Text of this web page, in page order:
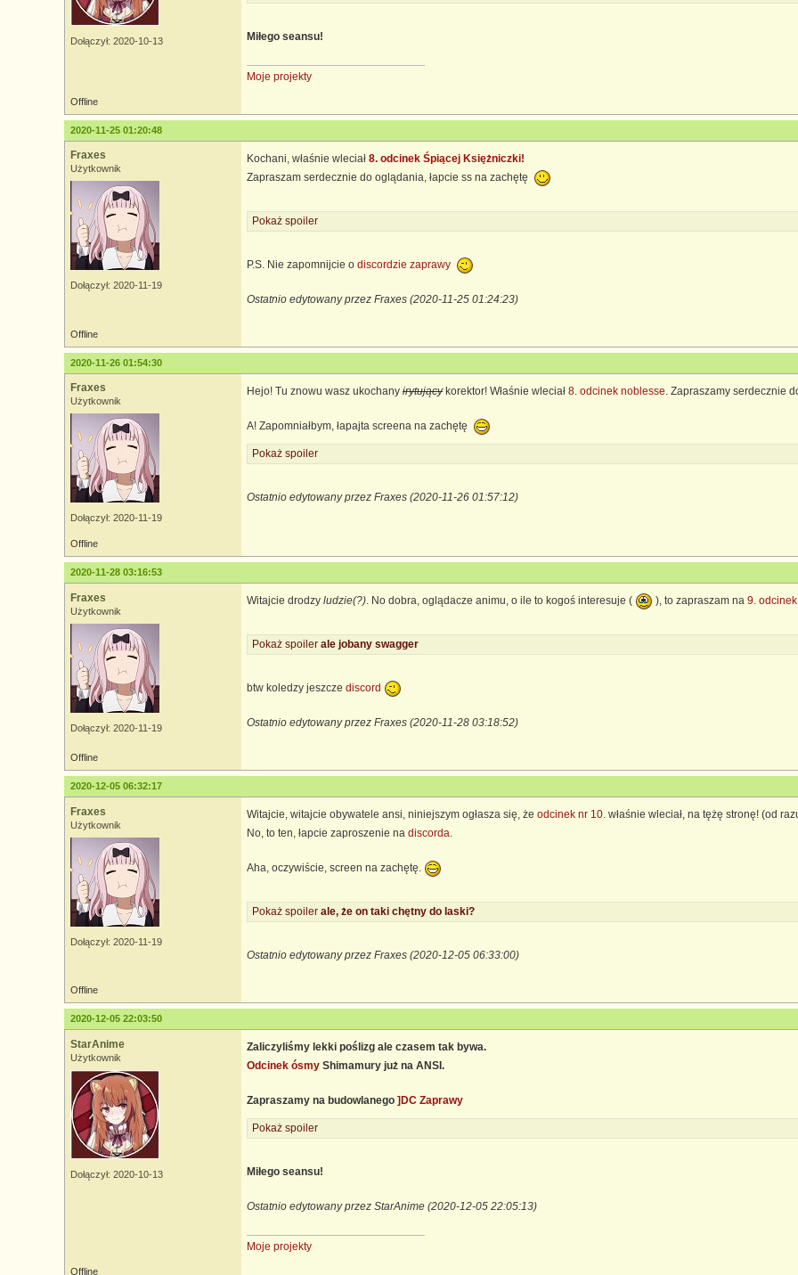
Dołączył: 2020-10-13 Miłego seansu!
Moje projekty
Offline
2020-11-25 01:20:48
Fraxes
Użytkownik
Dołączył: 2020-11-19
Kochani, właśnie wleciał 8. odcinek Śpiącej Księżniczki!
Zapraszam serdecznie do oglądania, łapcie ss na zachętę
Pokaż spoiler
P.S. Nie zapomnijcie o discordzie zaprawy
Ostatnio edytowany przez Fraxes (2020-11-25 01:24:23)
Offline
2020-11-26 01:54:30
Fraxes
Użytkownik
Dołączył: 2020-11-19
Hejo! Tu znowu wasz ukochany irytującykorektor! Właśnie wleciał 8. odcinek noblesse. Zapraszamy serdecznie
A! Zapomniałbym, łapajta screena na zachętę
Pokaż spoiler
Ostatnio edytowany przez Fraxes (2020-11-26 01:57:12)
Offline
2020-11-28 03:16:53
Fraxes
Użytkownik
Dołączył: 2020-11-19
Witajcie drodzy ludzie(?). No dobra, oglądacze animu, o ile to kogoś interesuje ( ), to zapraszam na 9.
Pokaż spoiler ale jobany swagger
btw koledzy jeszcze discord
Ostatnio edytowany przez Fraxes (2020-11-28 03:18:52)
Offline
2020-12-05 06:32:17
Fraxes
Użytkownik
Dołączył: 2020-11-19
Witajcie, witajcie obywatele ansi, niniejszym ogłasza się, że odcinek nr 10. właśnie wleciał, na tężę stronę! (od
No, to ten, łapcie zaproszenie na discorda.
Aha, oczywiście, screen na zachętę.
Pokaż spoiler ale, że on taki chętny do laski?
Ostatnio edytowany przez Fraxes (2020-12-05 06:33:00)
Offline
2020-12-05 22:03:50
StarAnime
Użytkownik
Dołączył: 2020-10-13
Zaliczyliśmy lekki poślizg ale czasem tak bywa.
Odcinek ósmy Shimamury już na ANSI.
Zapraszamy na budowlanego ]DC Zaprawy
Pokaż spoiler
Miłego seansu!
Ostatnio edytowany przez StarAnime (2020-12-05 22:05:13)
Moje projekty
Offline